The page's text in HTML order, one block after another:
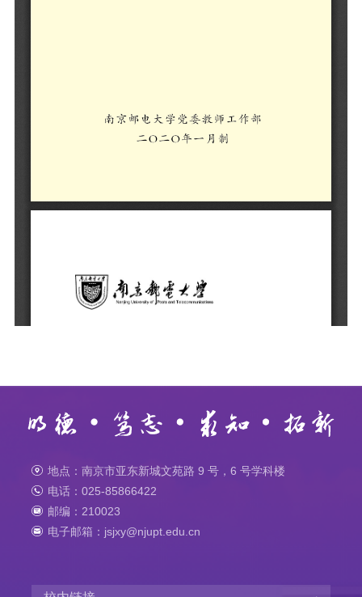
地点：南京市亚东新城文苑路 9 号，6 号学科楼
电话：025-85866422
邮编：210023
电子邮箱：jsjxy@njupt.edu.cn